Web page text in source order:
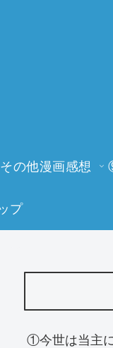
その他漫画感想
プ
①今世は当主